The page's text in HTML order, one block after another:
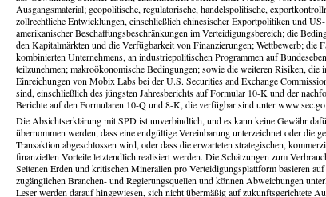
Ausgangsmaterial; geopolitische, regulatorische, handelspolitische,
zollrechtliche Entwicklungen, einschließlich chinesischer Exportpolitiken und US-
amerikanischer Beschaffungsbeschränkungen im Verteidigungsbereich; die
den Kapitalmärkten und die Verfügbarkeit von Finanzierungen; Wettbewerb; die
kombinierten Unternehmens, an industriepolitischen Programmen auf
teilzunehmen; makroökonomische Bedingungen; sowie die weiteren Risiken, die
Einreichungen von Mobix Labs bei der U.S. Securities and Exchange
sind, einschließlich des jüngsten Jahresberichts auf Formular 10-K und der
Berichte auf den Formularen 10-Q und 8-K, die verfügbar sind unter
Die Absichtserklärung mit SPD ist unverbindlich, und es kann keine Gewähr
übernommen werden, dass eine endgültige Vereinbarung unterzeichnet oder die
Transaktion abgeschlossen wird, oder dass die erwarteten strategischen,
finanziellen Vorteile letztendlich realisiert werden. Die Schätzungen zum
Seltenen Erden und kritischen Mineralien pro Verteidigungsplattform basieren
zugänglichen Branchen- und Regierungsquellen und können Abweichungen
Leser werden darauf hingewiesen, sich nicht übermäßig auf zukunftsgerichtete